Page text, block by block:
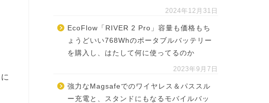
に
2024年12月31日
EcoFlow「RIVER 2 Pro」容量も価格もち
ょうどいい768Whのポータブルバッテリー
を購入し、はたして何に使ってるのか
2023年9月7日
強力なMagsafeでのワイヤレス＆パススル
ー充電と、スタンドにもなるモバイルバッ